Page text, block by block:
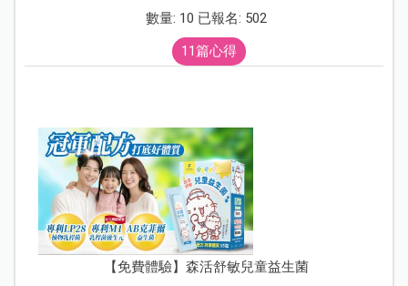
數量: 10 已報名: 502
11篇心得
【免費體驗】森活舒敏兒童益生菌